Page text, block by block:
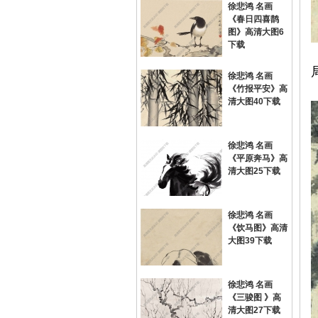
徐悲鸿 名画
《春日四喜鹊
图》高清大图6
下载
徐悲鸿 名画
《竹报平安》高
清大图40下载
徐悲鸿 名画
《平原奔马》高
清大图25下载
徐悲鸿 名画
《饮马图》高清
大图39下载
徐悲鸿 名画
《三骏图 》高
清大图27下载